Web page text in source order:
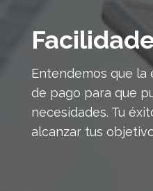
Entendemos que la
de pago para que
necesidades. Tu
alcanzar tus